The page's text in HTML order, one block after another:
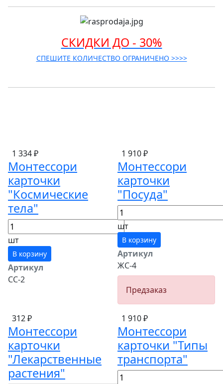
СКИДКИ ДО - 30%
СПЕШИТЕ КОЛИЧЕСТВО ОГРАНИЧЕНО >>>>
1 334 ₽
Монтессори
карточки
"Космические
тела"
шт
В корзину
Артикул
СС-2
1 910 ₽
Монтессори
карточки
"Посуда"
шт
В корзину
Артикул
ЖС-4
Предзаказ
312 ₽
Монтессори
карточки
"Лекарственные
растения"
1 910 ₽
Монтессори
карточки "Типы
транспорта"